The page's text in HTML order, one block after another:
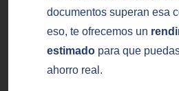
documentos superan esa
eso, te ofrecemos un
estimado para que
ahorro real.